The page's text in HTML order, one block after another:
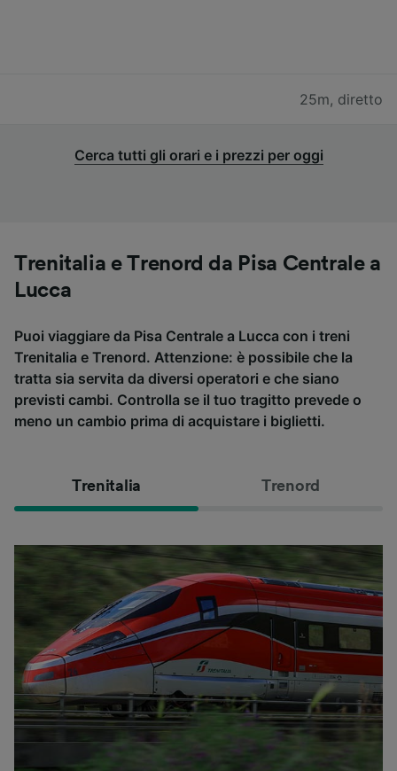
25m, diretto
Cerca tutti gli orari e i prezzi per oggi
Trenitalia e Trenord da Pisa Centrale a
Lucca
Puoi viaggiare da Pisa Centrale a Lucca con i treni
Trenitalia e Trenord. Attenzione: è possibile che la
tratta sia servita da diversi operatori e che siano
previsti cambi. Controlla se il tuo tragitto prevede o
meno un cambio prima di acquistare i biglietti.
Trenitalia Trenord